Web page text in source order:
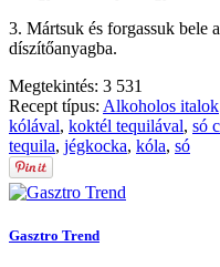
3. Mártsuk és forgassuk bele
díszítőanyagba.
Megtekintés: 3 531
Recept típus: Alkoholos italok
kólával, koktél tequilával, só
tequila, jégkocka, kóla, só
Gasztro Trend